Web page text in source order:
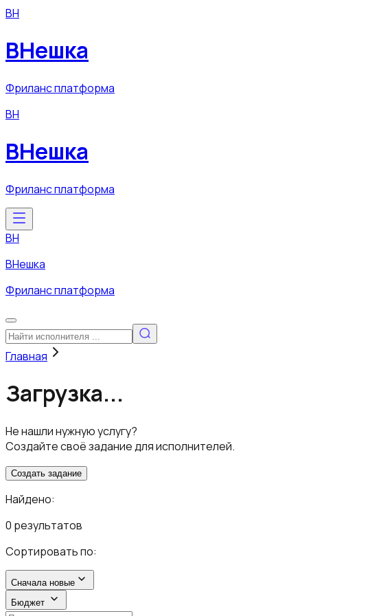
ВН
ВНешка
Фриланс платформа
ВН
ВНешка
Фриланс платформа
ВН
ВНешка
Фриланс платформа
Главная
Загрузка...
Не нашли нужную услугу?
Создайте своё задание для исполнителей.
Создать задание
Найдено:
0 результатов
Сортировать по:
Сначала новые
Бюджет